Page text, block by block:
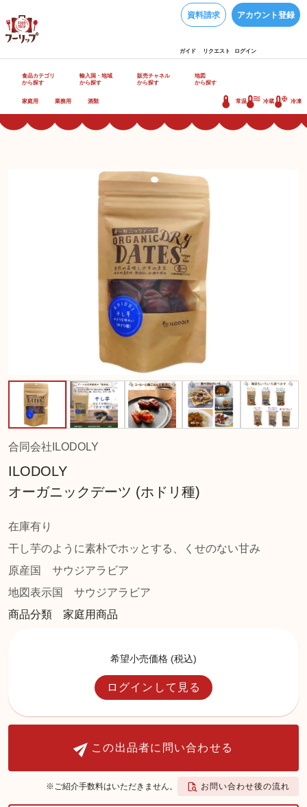
資料請求 アカウント登録
ガイド リクエスト ログイン
食品カテゴリ
から探す
輸入国・地域
から探す
販売チャネル
から探す
地図
から探す
家庭用 業務用 酒類 常温 冷蔵 冷凍
合同会社ILODOLY
ILODOLY
オーガニックデーツ (ホドリ種)
在庫有り
干し芋のように素朴でホッとする、くせのない甘み
原産国
サウジアラビア
地図表示国
サウジアラビア
商品分類 家庭用商品
希望小売価格 (税込)
ログインして見る
この出品者に問い合わせる
※ご紹介手数料はいただきません。 お問い合わせ後の流れ